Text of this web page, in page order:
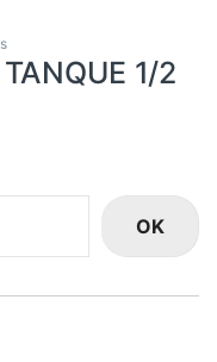
1/2
OK